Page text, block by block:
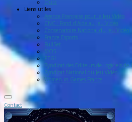
Quiz
Liens utiles
Agence Française pour le Jeu Vidéo
CNC : Fond d'Aide au Jeu Vidéo
Conservatoire National du Jeu Vidéo
France Esports
FullSet
MO5
PEGI
Syndicat des Editeurs de Logiciels de
Syndicat National du Jeu Vidéo
Women in Games France
Contact